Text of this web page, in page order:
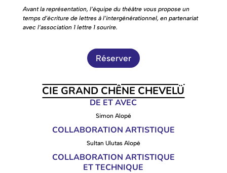
Avant la représentation, l’équipe du théâtre vous propose un
temps d’écriture de lettres à l’intergénérationnel, en partenariat
avec l’association 1 lettre 1 sourire.
Réserver
CIE GRAND CHÊNE CHEVELÜ
DE ET AVEC
Simon Alopé
COLLABORATION ARTISTIQUE
Sultan Ulutas Alopé
COLLABORATION ARTISTIQUE
ET TECHNIQUE